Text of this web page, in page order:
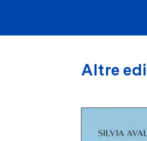
Altre